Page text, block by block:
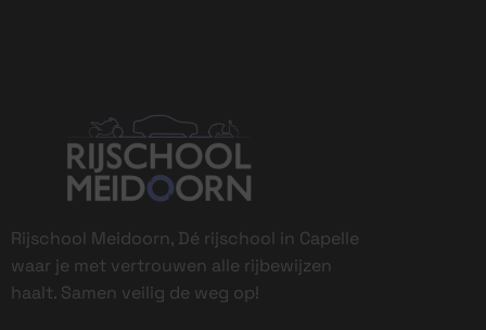
Rijschool Meidoorn, Dé rijschool in Capelle
waar je met vertrouwen alle rijbewijzen
haalt. Samen veilig de weg op!